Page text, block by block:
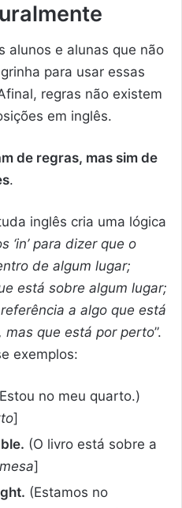
alunos e alunas que não
para usar essas
regras não existem
em inglês.
de regras, mas sim de
.
inglês cria uma lógica
‘in’ para dizer que o
de algum lugar;
está sobre algum lugar;
a algo que está
mas que está por perto”.
exemplos:
no meu quarto.)
]
(O livro está sobre a
]
(Estamos no